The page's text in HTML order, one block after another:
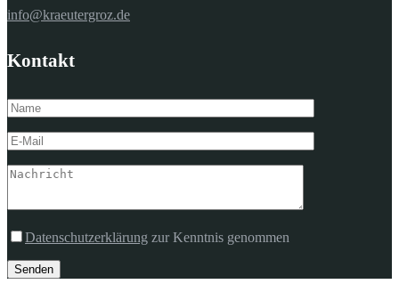
info@kraeutergroz.de
Kontakt
Datenschutzerklärung zur Kenntnis genommen
Senden